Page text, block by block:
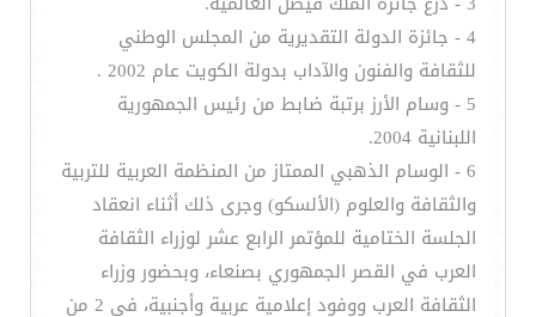
4 - جائزة الدولة التقديرية من المجلس الوطني
للثقافة والفنون والآداب بدولة الكويت عام 2002 .
5 - وسام الأرز برتبة ضابط من رئيس الجمهورية
اللبنانية 2004.
6 - الوسام الذهبي الممتاز من المنظمة العربية للتربية
والثقافة والعلوم (الألسكو) وجرى ذلك أثناء انعقاد
الجلسة الختامية للمؤتمر الرابع عشر لوزراء الثقافة
العرب في القصر الجمهوري بصنعاء، وبحضور وزراء
الثقافة العرب ووفود إعلامية عربية وأجنبية، في 2 من